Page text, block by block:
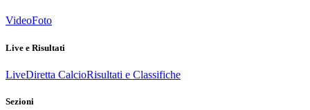
VideoFoto
Live e Risultati
LiveDiretta CalcioRisultati e Classifiche
Sezioni